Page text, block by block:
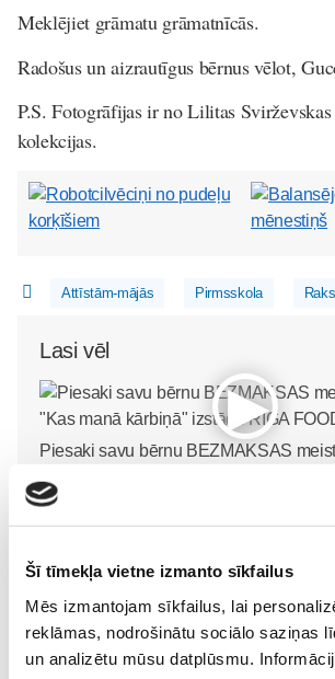
Šī tīmekļa vietne izmanto sīkfailus
Mēs izmantojam sīkfailus, lai
reklāmas, nodrošinātu sociālo saziņas
un analizētu mūsu datplūsmu.
Meklējiet grāmatu grāmatnīcās.
Radošus un aizrautīgus bērnus vēlot,
P.S. Fotogrāfijas ir no Lilitas
kolekcijas.
Attīstām-mājās Pirmsskola
Lasi vēl
Piesaki savu bērnu BEZMAKSAS
manā kārbiņā" izstādē RIGA FOOD
24. Jul 00:00
Mazie pavāri mācīsies
ALFA